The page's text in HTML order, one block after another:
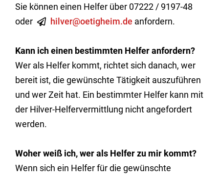
Sie können einen Helfer über 07222 / 9197-48
oder
hilver@oetigheim.de anfordern.
Kann ich einen bestimmten Helfer anfordern?
Wer als Helfer kommt, richtet sich danach, wer
bereit ist, die gewünschte Tätigkeit auszuführen
und wer Zeit hat. Ein bestimmter Helfer kann mit
der Hilver-Helfervermittlung nicht angefordert
werden.
Woher weiß ich, wer als Helfer zu mir kommt?
Wenn sich ein Helfer für die gewünschte